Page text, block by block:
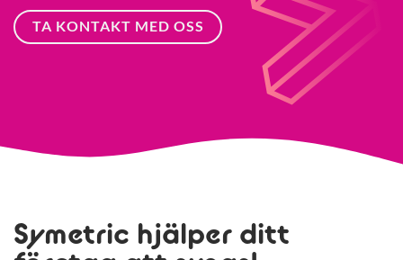
TA KONTAKT MED OSS
Symetric hjälper ditt